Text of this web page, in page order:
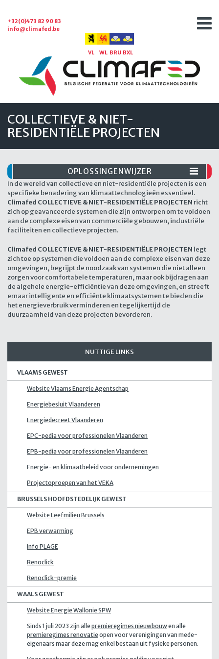
+32(0)473 82 90 83
info@climafed.be
VL WL BRU BXL
COLLECTIEVE & NIET-
RESIDENTIËLE PROJECTEN
In de wereld van collectieve en niet-residentiële projecten is een
specifieke benadering van klimaattechnologieën essentieel.
Climafed COLLECTIEVE & NIET-RESIDENTIËLE PROJECTEN richt
zich op geavanceerde systemen die zijn ontworpen om te voldoen
aan de complexe eisen van commerciële gebouwen, industriële
faciliteiten en collectieve projecten.
Climafed COLLECTIEVE & NIET-RESIDENTIËLE PROJECTEN legt
zich toe op systemen die voldoen aan de complexe eisen van deze
omgevingen, begrijpt de noodzaak van systemen die niet alleen
zorgen voor comfortabele temperaturen, maar ook bijdragen aan
de algehele energie-efficiëntie van deze omgevingen, en streeft
ernaar intelligente en efficiënte klimaatsystemen te bieden die
het energieverbruik verminderen en tegelijkertijd de
duurzaamheid van deze projecten bevorderen.
OPLOSSINGENWIJZER
NUTTIGE LINKS
VLAAMS GEWEST
Website Vlaams Energie Agentschap
Energiebesluit Vlaanderen
Energiedecreet Vlaanderen
EPC-pedia voor professionelen Vlaanderen
EPB-pedia voor professionelen Vlaanderen
Energie- en klimaatbeleid voor ondernemingen
Projectoproepen van het VEKA
BRUSSELS HOOFDSTEDELIJK GEWEST
Website Leefmilieu Brussels
EPB verwarming
Info PLAGE
Renoclick
Renoclick-premie
WAALS GEWEST
Website Energie Wallonie SPW
Sinds 1 juli 2023 zijn allepremieregimes nieuwbouwen alle
premieregimes renovatieopen voor verenigingen van mede-
eigenaars maar deze mag enkel bestaan uit fysieke personen.